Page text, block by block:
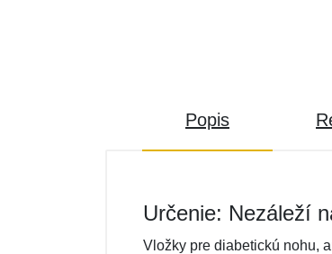
Popis
Určenie: Nezáleží
Vložky pre diabetickú nohu,